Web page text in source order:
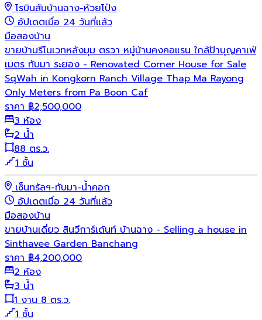
โรบินสันบ้านฉาง-ห้วยโป่ง
อัปเดตเมื่อ 24 วันที่แล้ว
มือสองบ้าน
ขายบ้านรีโนเวทหลังมุม ตรวา หมู่บ้านคงคอแรน ใกล้ป้าบุญคาเฟ่
เมตร ทับมา ระยอง - Renovated Corner House for Sale
SqWah in Kongkorn Ranch Village Thap Ma Rayong
Only Meters from Pa Boon Caf
ราคา ฿2,500,000
3 ห้อง
2 น้ำ
88 ตร.ว.
1 ชั้น
เซ็นทรัลฯ-ทับมา-น้ำคอก
อัปเดตเมื่อ 24 วันที่แล้ว
มือสองบ้าน
ขายบ้านเดี่ยว สินวีการ์เด้นท์ บ้านฉาง - Selling a house in
Sinthavee Garden Banchang
ราคา ฿4,200,000
2 ห้อง
3 น้ำ
1 งาน 8 ตร.ว.
1 ชั้น